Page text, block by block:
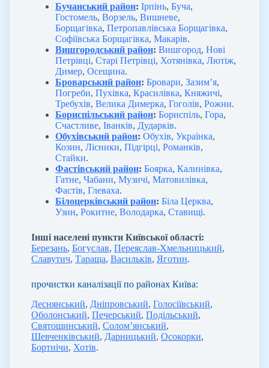
Бучанський район: Ірпінь, Буча,
Гостомель, Ворзель, Вишневе,
Борщагівка, Петропавлівська Борщагівка,
Софіївська Борщагівка, Макарів.
Вишгородський район: Вишгород, Нові
Петрівці, Старі Петрівці, Хотянівка, Лютіж,
Димер, Осещина.
Броварський район: Бровари, Зазим’я,
Погреби, Пухівка, Красилівка, Княжичі,
Требухів, Велика Димерка, Гоголів, Рожни.
Бориспільський район: Бориспіль, Гора,
Счастливе, Іванків, Дударків.
Обухівський район: Обухів, Українка,
Козин, Лісники, Підгірці, Романків,
Стайки.
Фастівський район: Боярка, Калинівка,
Гатне, Чабани, Музичі, Матовилівка,
Фастів, Глеваха.
Білоцерківський район: Біла Церква,
Узин, Рокитне, Володарка, Ставищі.
Інші населені пункти Київської області:
Березань, Богуслав, Переяслав-Хмельницький,
Славутич, Тараща, Васильків, Яготин.
прочистки каналізації по районах Київа:
Деснянський, Дніпровський, Голосіївський,
Оболонський, Печерський, Подільський,
Святошинський, Солом’янський,
Шевченківський, Дарницький, Осокорки,
Бортнічи, Хотів.